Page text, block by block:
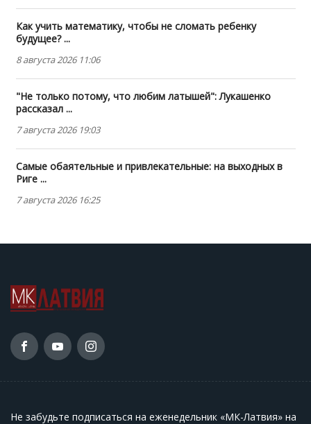
Как учить математику, чтобы не сломать ребенку
будущее? ...
8 августа 2026 11:06
"Не только потому, что любим латышей": Лукашенко
рассказал ...
7 августа 2026 19:03
Самые обаятельные и привлекательные: на выходных в
Риге ...
7 августа 2026 16:25
Не забудьте подписаться на еженедельник «МК-Латвия» на